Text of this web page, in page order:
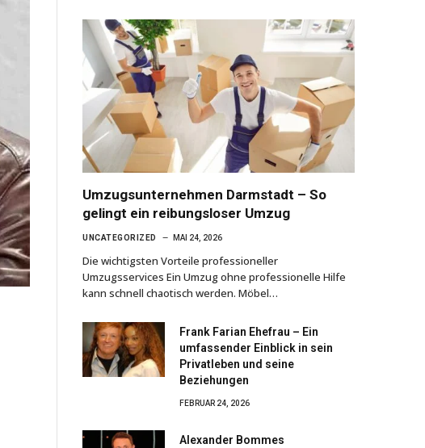
Umzugsunternehmen Darmstadt – So
gelingt ein reibungsloser Umzug
UNCATEGORIZED MAI 24, 2026
Die wichtigsten Vorteile professioneller
Umzugsservices Ein Umzug ohne professionelle Hilfe
kann schnell chaotisch werden. Möbel…
Frank Farian Ehefrau – Ein
umfassender Einblick in sein
Privatleben und seine
Beziehungen
FEBRUAR 24, 2026
Alexander Bommes